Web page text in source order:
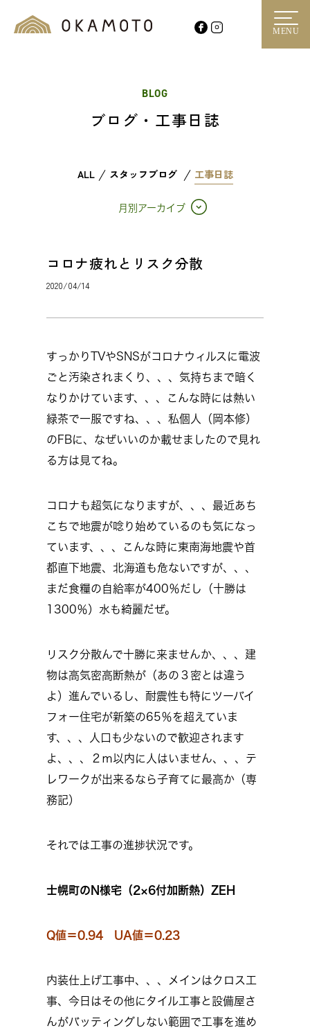
MENU
BLOG
ブログ・工事日誌
ALL スタッフブログ 工事日誌
月別アーカイブ
コロナ疲れとリスク分散
2020/04/14
すっかりTVやSNSがコロナウィルスに電波
ごと汚染されまくり、、、気持ちまで暗く
なりかけています、、、こんな時には熱い
緑茶で一服ですね、、、私個人（岡本修）
のFBに、なぜいいのか載せましたので見れ
る方は見てね。
コロナも超気になりますが、、、最近あち
こちで地震が唸り始めているのも気になっ
ています、、、こんな時に東南海地震や首
都直下地震、北海道も危ないですが、、、
まだ食糧の自給率が400％だし（十勝は
1300％）水も綺麗だぜ。
リスク分散んで十勝に来ませんか、、、建
物は高気密高断熱が（あの３密とは違う
よ）進んでいるし、耐震性も特にツーバイ
フォー住宅が新築の65％を超えていま
す、、、人口も少ないので歓迎されます
よ、、、２ｍ以内に人はいません、、、テ
レワークが出来るなら子育てに最高か（専
務記）
それでは工事の進捗状況です。
士幌町のN様宅（2×6付加断熱）ZEH
Q値＝0.94 UA値＝0.23
内装仕上げ工事中、、、メインはクロス工
事、今日はその他にタイル工事と設備屋さ
んがバッティングしない範囲で工事を進め